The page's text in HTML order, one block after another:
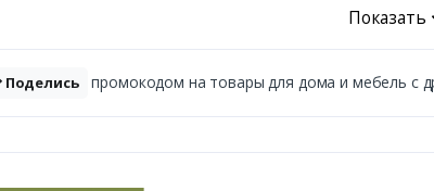
Показать
Поделись промокодом на товары для дома и мебель с